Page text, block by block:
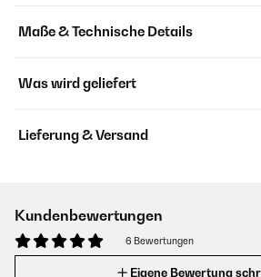
Maße & Technische Details
Was wird geliefert
Lieferung & Versand
Kundenbewertungen
6 Bewertungen
Eigene Bewertung